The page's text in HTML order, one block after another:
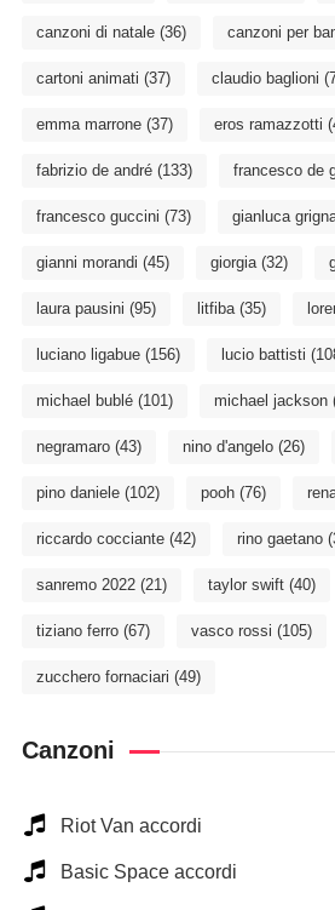
canzoni di natale(36) canzoni per
cartoni animati (37) claudio baglioni
emma marrone(37) eros ramazzotti
fabrizio de andré(133) francesco de
francesco guccini (73) gianluca
gianni morandi (45) giorgia(32)
laura pausini (95) litfiba(35)
luciano ligabue(156) lucio battisti
michael bublé(101) michael jackson
negramaro(43) nino d'angelo(26)
pino daniele(102) pooh(76)
riccardo cocciante(42) rino gaetano
sanremo 2022(21) taylor swift(40)
tiziano ferro(67) vasco rossi (105)
zucchero fornaciari (49)
Canzoni
Riot Van accordi
Basic Space accordi